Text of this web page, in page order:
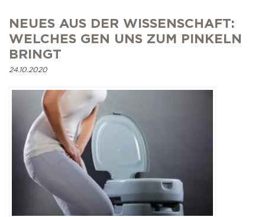
NEUES AUS DER WISSENSCHAFT:
WELCHES GEN UNS ZUM PINKELN
BRINGT
24.10.2020
AMS 800 Schliessmuskelprothese
Victo & Victo plus
Schliessmuskelprothese
Operation bei Senkungen
Schlaganfall